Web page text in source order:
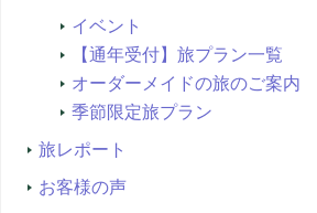
イベント
【通年受付】旅プラン一覧
オーダーメイドの旅のご案内
季節限定旅プラン
旅レポート
お客様の声